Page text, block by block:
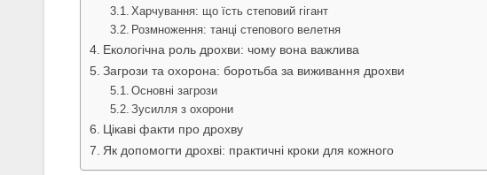
Харчування: що їсть степовий гігант
Розмноження: танці степового велетня
Екологічна роль дрохви: чому вона важлива
Загрози та охорона: боротьба за виживання дрохви
Основні загрози
Зусилля з охорони
Цікаві факти про дрохву
Як допомогти дрохві: практичні кроки для кожного